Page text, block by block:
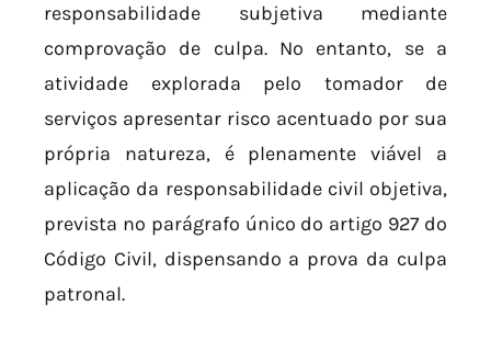
responsabilidade subjetiva mediante
comprovação de culpa. No entanto, se a
atividade explorada pelo tomador de
serviços apresentar risco acentuado por sua
própria natureza, é plenamente viável a
aplicação da responsabilidade civil objetiva,
prevista no parágrafo único do artigo 927 do
Código Civil, dispensando a prova da culpa
patronal.